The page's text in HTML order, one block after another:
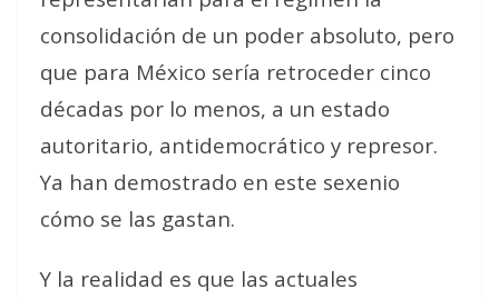
consolidación de un poder absoluto, pero
que para México sería retroceder cinco
décadas por lo menos, a un estado
autoritario, antidemocrático y represor.
Ya han demostrado en este sexenio
cómo se las gastan.
Y la realidad es que las actuales